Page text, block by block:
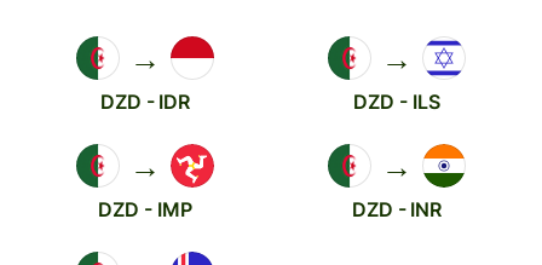
→
DZD - IDR
→
DZD - ILS
→
DZD - IMP
→
DZD - INR